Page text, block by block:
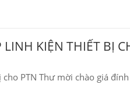
KIỆN THIẾT BỊ
PTN Thư mời chào giá